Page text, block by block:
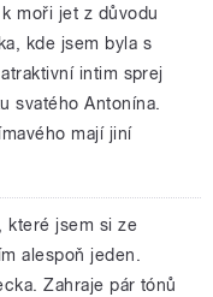
moři jet z důvodu
kde jsem byla s
intim sprej
svatého Antonína.
mají jiní
které jsem si ze
alespoň jeden.
Zahraje pár tónů